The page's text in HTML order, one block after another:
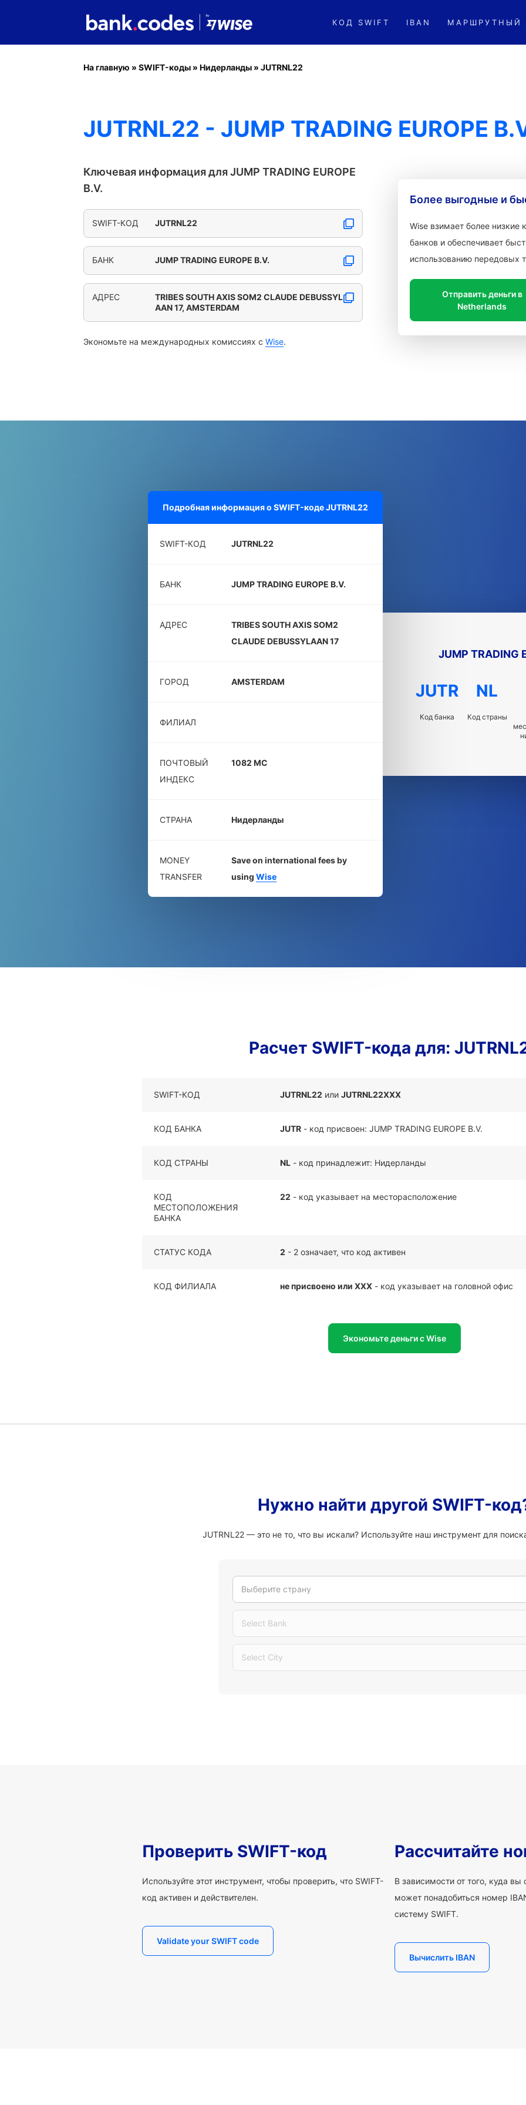
КОД SWIFT IBAN МАРШРУТНЫЙ
На главную » SWIFT-коды » Нидерланды » JUTRNL22
JUTRNL22 - JUMP TRADING EUROPE
Ключевая информация для JUMP TRADING EUROPE
B.V.
SWIFT-КОД JUTRNL22
БАНК JUMP TRADING EUROPE B.V.
АДРЕС
TRIBES SOUTH AXIS SOM2 CLAUDE DEBUSSYL
AAN 17, AMSTERDAM
Экономьте на международных комиссиях с Wise.
Более выгодные и
Wise взимает более
банков и обеспечивает
использованию передовых
Отправить деньги в
Netherlands
Подробная информация о SWIFT-кодеJUTRNL22
SWIFT-КОД JUTRNL22
БАНК JUMP TRADING EUROPE B.V.
АДРЕС
TRIBES SOUTH AXIS SOM2
CLAUDE DEBUSSYLAAN 17
ГОРОД AMSTERDAM
ФИЛИАЛ
ПОЧТОВЫЙ
ИНДЕКС
1082 MC
СТРАНА Нидерланды
MONEY
TRANSFER
Save on international fees by
using Wise
JUMP TRADING
JUTR
Код банка
NL
Код страны
Расчет SWIFT-кода для:
SWIFT-КОД JUTRNL22 или JUTRNL22XXX
КОД БАНКА JUTR - код присвоен: JUMP TRADING EUROPE B.V.
КОД СТРАНЫ NL - код принадлежит: Нидерланды
КОД
МЕСТОПОЛОЖЕНИЯ
БАНКА
22 - код указывает на месторасположение
СТАТУС КОДА 2 - 2 означает, что код активен
КОД ФИЛИАЛА не присвоено или XXX - код указывает на головной офис
Экономьте деньги с Wise
Нужно найти другой SWIFT-
JUTRNL22 — это не то, что вы искали? Используйте наш инструмент для
Выберите страну
Select Bank
Select City
Проверить SWIFT-код
Используйте этот инструмент, чтобы проверить, что SWIFT-
код активен и действителен.
Validate your SWIFT code
Рассчитайте
В зависимости от того, куда вы
может понадобиться номер
систему SWIFT.
Вычислить IBAN